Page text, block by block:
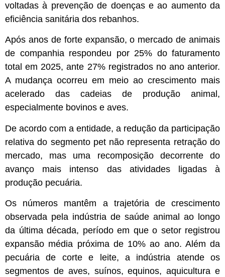
voltadas à prevenção de doenças e ao aumento da
eficiência sanitária dos rebanhos.
Após anos de forte expansão, o mercado de animais
de companhia respondeu por 25% do faturamento
total em 2025, ante 27% registrados no ano anterior.
A mudança ocorreu em meio ao crescimento mais
acelerado das cadeias de produção animal,
especialmente bovinos e aves.
De acordo com a entidade, a redução da participação
relativa do segmento pet não representa retração do
mercado, mas uma recomposição decorrente do
avanço mais intenso das atividades ligadas à
produção pecuária.
Os números mantêm a trajetória de crescimento
observada pela indústria de saúde animal ao longo
da última década, período em que o setor registrou
expansão média próxima de 10% ao ano. Além da
pecuária de corte e leite, a indústria atende os
segmentos de aves, suínos, equinos, aquicultura e